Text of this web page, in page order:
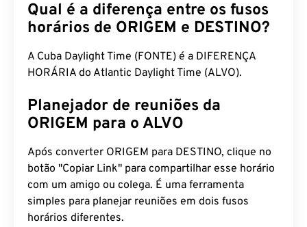
Qual é a diferença entre os fusos
horários de ORIGEM e DESTINO?
A Cuba Daylight Time (FONTE) é a DIFERENÇA
HORÁRIA do Atlantic Daylight Time (ALVO).
Planejador de reuniões da
ORIGEM para o ALVO
Após converter ORIGEM para DESTINO, clique no
botão "Copiar Link" para compartilhar esse horário
com um amigo ou colega. É uma ferramenta
simples para planejar reuniões em dois fusos
horários diferentes.